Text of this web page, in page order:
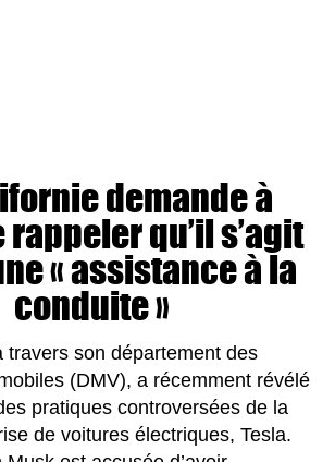
demande à
qu’il s’agit
« assistance à la
conduite »
travers son département des
(DMV), a récemment révélé
pratiques controversées de la
de voitures électriques, Tesla.